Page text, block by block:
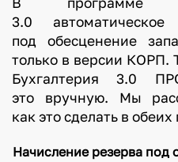
3.0
под обесценение
только в версии КОРП.
Бухгалтерия 3.0
это вручную. Мы
как это сделать в
Начисление резерва под